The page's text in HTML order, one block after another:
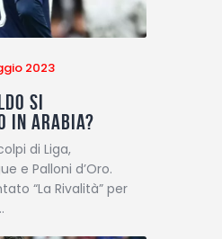
2023
si
in Arabia?
di Liga,
e Palloni d’Oro.
“La Rivalità” per